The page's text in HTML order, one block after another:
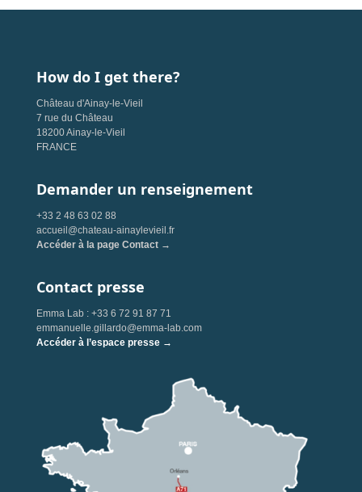
How do I get there?
Château d'Ainay-le-Vieil
7 rue du Château
18200 Ainay-le-Vieil
FRANCE
Demander un renseignement
+33 2 48 63 02 88
accueil@chateau-ainaylevieil.fr
Accéder à la page Contact →
Contact presse
Emma Lab : +33 6 72 91 87 71
emmanuelle.gillardo@emma-lab.com
Accéder à l’espace presse →